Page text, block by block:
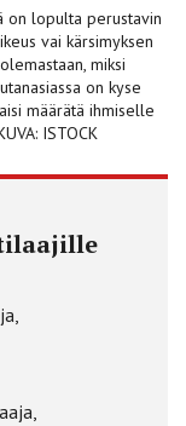
on lopulta perustavin
vai kärsimyksen
miksi
on kyse
määrätä ihmiselle
ISTOCK